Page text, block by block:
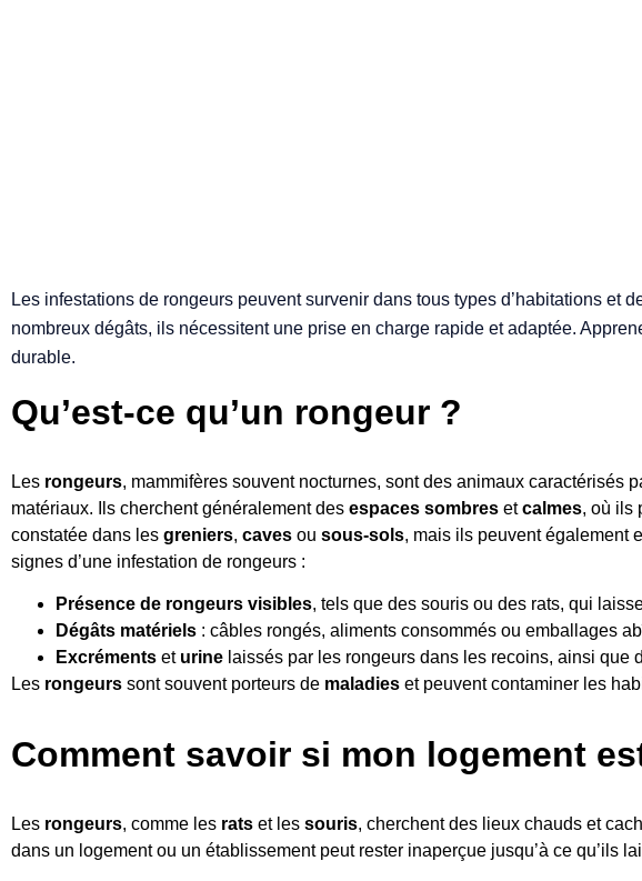
Les infestations de rongeurs peuvent survenir dans tous types d’habitations
nombreux dégâts, ils nécessitent une prise en charge rapide et adaptée.
durable.
Qu’est-ce qu’un rongeur ?
Les rongeurs, mammifères souvent nocturnes, sont des animaux caractérisés
matériaux. Ils cherchent généralement des espaces sombres etcalmes, où ils
constatée dans les greniers, caves ou sous-sols, mais ils peuvent également
signes d’une infestation de rongeurs :
Présence de rongeurs visibles, tels que des souris ou des rats, qui
Dégâts matériels : câbles rongés, aliments consommés ou emballages
Excréments et urine laissés par les rongeurs dans les recoins, ainsi que
Les rongeurs sont souvent porteurs de maladies et peuvent contaminer les
Comment savoir si mon logement
Les rongeurs, comme les rats et les souris, cherchent des lieux chauds et
dans un logement ou un établissement peut rester inaperçue jusqu’à ce qu’ils